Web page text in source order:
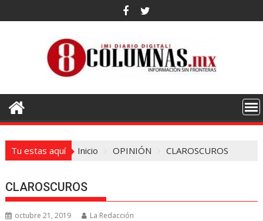
al
Tu estas aquí Inicio OPINIÓN CLAROSCUROS
CLAROSCUROS
octubre 21, 2019 La Redacción